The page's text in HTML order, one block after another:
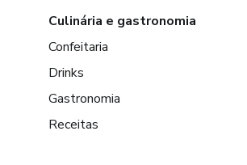
Culinária e gastronomia
Confeitaria
Drinks
Gastronomia
Receitas